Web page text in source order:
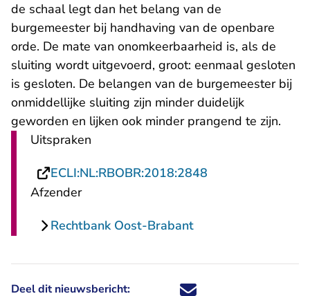
de schaal legt dan het belang van de
burgemeester bij handhaving van de openbare
orde. De mate van onomkeerbaarheid is, als de
sluiting wordt uitgevoerd, groot: eenmaal gesloten
is gesloten. De belangen van de burgemeester bij
onmiddellijke sluiting zijn minder duidelijk
geworden en lijken ook minder prangend te zijn.
Uitspraken
ECLI:NL:RBOBR:2018:2848
Afzender
Rechtbank Oost-Brabant
Deel dit nieuwsbericht: Deel dit nieuwsbericht via X -
Deel dit nieuwsbericht via
Deel dit nieuwsbericht
Deel dit